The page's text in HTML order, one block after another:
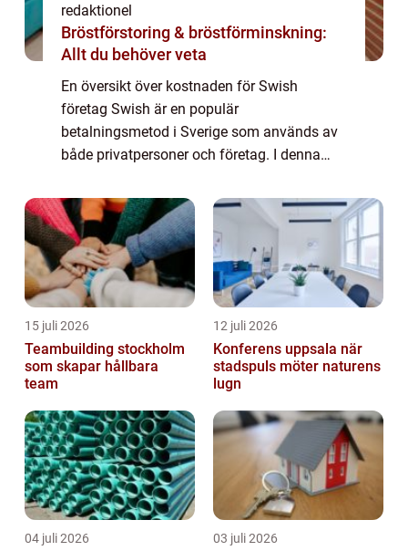
redaktionel
Bröstförstoring & bröstförminskning:
Allt du behöver veta
En översikt över kostnaden för Swish
företag Swish är en populär
betalningsmetod i Sverige som används av
både privatpersoner och företag. I denna
för att använda Swish som företag. Vi
kommer att undersöka ...
15 juli 2026
Teambuilding stockholm
som skapar hållbara
team
12 juli 2026
Konferens uppsala när
stadspuls möter naturens
lugn
04 juli 2026 03 juli 2026